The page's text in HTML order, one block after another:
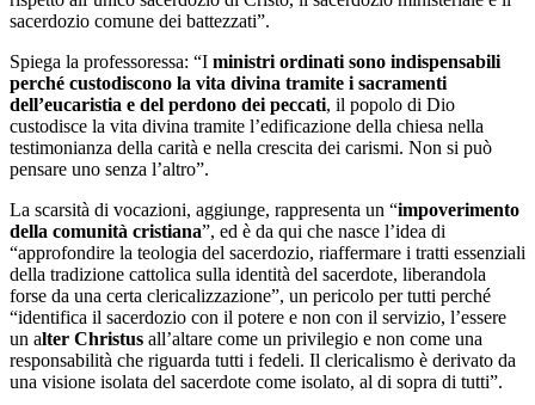
sacerdozio comune dei battezzati”.
Spiega la professoressa: “I ministri ordinati sono indispensabili
perché custodiscono la vita divina tramite i sacramenti
dell’eucaristia e del perdono dei peccati, il popolo di Dio
custodisce la vita divina tramite l’edificazione della chiesa nella
testimonianza della carità e nella crescita dei carismi. Non si può
pensare uno senza l’altro”.
La scarsità di vocazioni, aggiunge, rappresenta un “impoverimento
della comunità cristiana”, ed è da qui che nasce l’idea di
“approfondire la teologia del sacerdozio, riaffermare i tratti essenziali
della tradizione cattolica sulla identità del sacerdote, liberandola
forse da una certa clericalizzazione”, un pericolo per tutti perché
“identifica il sacerdozio con il potere e non con il servizio, l’essere
un alter Christus all’altare come un privilegio e non come una
responsabilità che riguarda tutti i fedeli. Il clericalismo è derivato da
una visione isolata del sacerdote come isolato, al di sopra di tutti”.